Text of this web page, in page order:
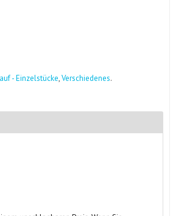
- Einzelstücke,Verschiedenes.